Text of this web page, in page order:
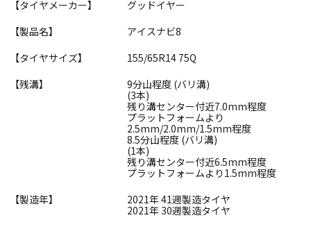
【タイヤメーカー】
グッドイヤー
【製品名】
アイスナビ8
【タイヤサイズ】
155/65R14 75Q
【残溝】
9分山程度 (バリ溝)
(3本)
残り溝センター付近7.0mm程度
プラットフォームより
2.5mm/2.0mm/1.5mm程度
8.5分山程度 (バリ溝)
(1本)
残り溝センター付近6.5mm程度
プラットフォームより1.5mm程度
【製造年】
2021年 41週製造タイヤ
2021年 30週製造タイヤ